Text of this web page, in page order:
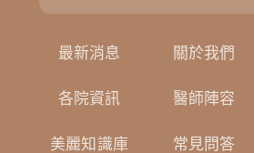
最新消息 關於我們
各院資訊 醫師陣容
美麗知識庫 常見問答